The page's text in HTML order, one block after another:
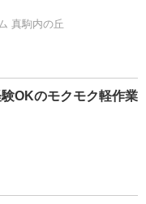
真駒内の丘
OKのモクモク軽作業